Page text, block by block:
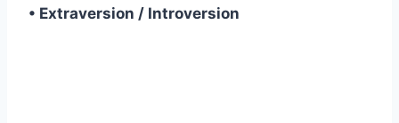
• Extraversion / Introversion